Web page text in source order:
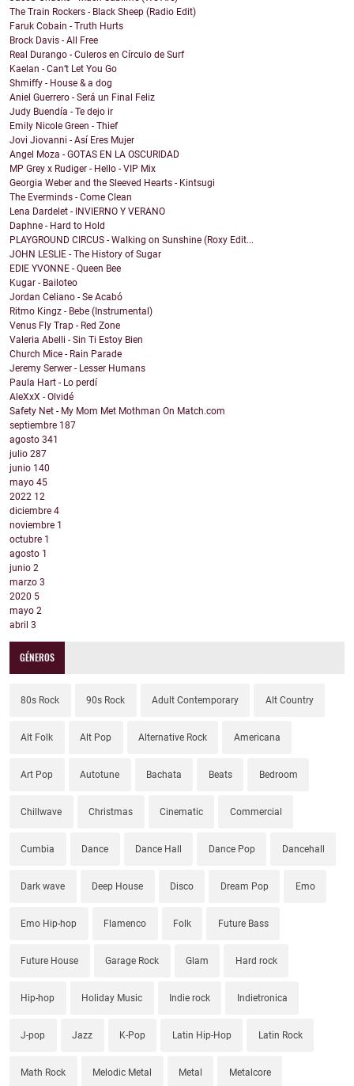
The Train Rockers - Black Sheep (Radio Edit)
Faruk Cobain - Truth Hurts
Brock Davis - All Free
Real Durango - Culeros en Círculo de Surf
Kaelan - Can’t Let You Go
Shmiffy - House & a dog
Aniel Guerrero - Será un Final Feliz
Judy Buendía - Te dejo ir
Emily Nicole Green - Thief
Jovi Jiovanni - Así Eres Mujer
Angel Moza - GOTAS EN LA OSCURIDAD
MP Grey x Rudiger - Hello - VIP Mix
Georgia Weber and the Sleeved Hearts - Kintsugi
The Everminds - Come Clean
Lena Dardelet - INVIERNO Y VERANO
Daphne - Hard to Hold
PLAYGROUND CIRCUS - Walking on Sunshine (Roxy Edit...
JOHN LESLIE - The History of Sugar
EDIE YVONNE - Queen Bee
Kugar - Bailoteo
Jordan Celiano - Se Acabó
Ritmo Kingz - Bebe (Instrumental)
Venus Fly Trap - Red Zone
Valeria Abelli - Sin Ti Estoy Bien
Church Mice - Rain Parade
Jeremy Serwer - Lesser Humans
Paula Hart - Lo perdí
AleXxX - Olvidé
Safety Net - My Mom Met Mothman On Match.com
septiembre 187
agosto 341
julio 287
junio 140
mayo 45
2022 12
diciembre 4
noviembre 1
octubre 1
agosto 1
junio 2
marzo 3
2020 5
mayo 2
abril 3
GÉNEROS
80s Rock 90s Rock Adult Contemporary Alt Country
Alt Folk Alt Pop Alternative Rock Americana
Art Pop Autotune Bachata Beats Bedroom
Chillwave Christmas Cinematic Commercial
Cumbia Dance Dance Hall Dance Pop Dancehall
Dark wave Deep House Disco Dream Pop Emo
Emo Hip-hop Flamenco Folk Future Bass
Future House Garage Rock Glam Hard rock
Hip-hop Holiday Music Indie rock Indietronica
J-pop Jazz K-Pop Latin Hip-Hop Latin Rock
Math Rock Melodic Metal Metal Metalcore